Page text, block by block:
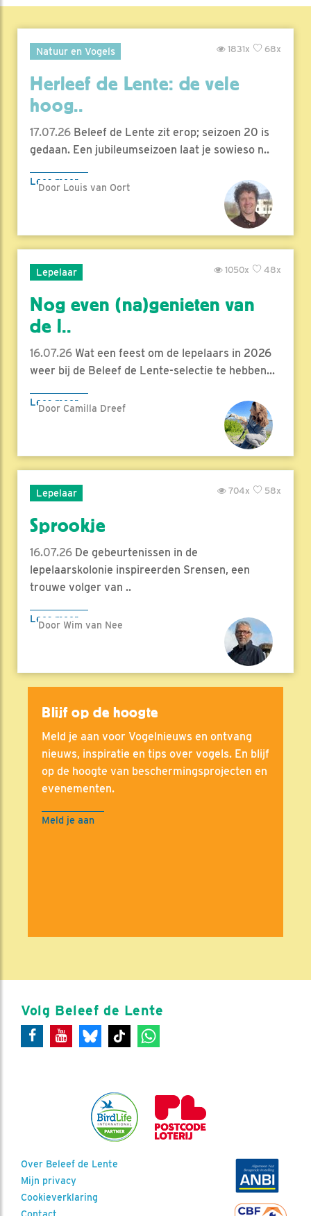
Natuur en Vogels 68x
1831x
Herleef de Lente: de vele
hoog..
17.07.26 Beleef de Lente zit erop; seizoen 20 is
gedaan. Een jubileumseizoen laat je sowieso n..
Lees meer
Door Louis van Oort
Lepelaar 48x
1050x
Nog even (na)genieten van
de l..
16.07.26 Wat een feest om de lepelaars in 2026
weer bij de Beleef de Lente-selectie te hebben...
Lees meer
Door Camilla Dreef
Lepelaar 58x
704x
Sprookje
16.07.26 De gebeurtenissen in de
lepelaarskolonie inspireerden Srensen, een
trouwe volger van ..
Lees meer
Door Wim van Nee
Blijf op de hoogte
Meld je aan voor Vogelnieuws en ontvang
nieuws, inspiratie en tips over vogels. En blijf
op de hoogte van beschermingsprojecten en
evenementen.
Meld je aan
Volg Beleef de Lente
Over Beleef de Lente
Mijn privacy
Cookieverklaring